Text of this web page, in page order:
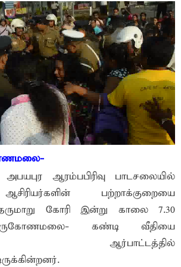
ஆரம்பபிரிவு பாடசலையில்
பற்றாக்குறையை
தருமாறு கோரி இன்று காலை 7.30
கண்டி வீதியை
ஆர்பாட்டத்தில்